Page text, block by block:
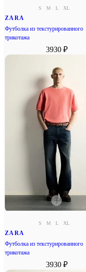
S M L XL
ZARA
Футболка из текстурированного
трикотажа
3930 ₽
S M L XL
ZARA
Футболка из текстурированного
трикотажа
3930 ₽